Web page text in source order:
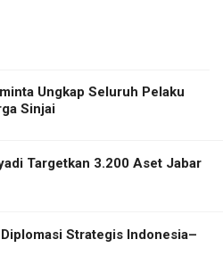
Ungkap Seluruh Pelaku
Sinjai
Targetkan 3.200 Aset Jabar
Strategis Indonesia–